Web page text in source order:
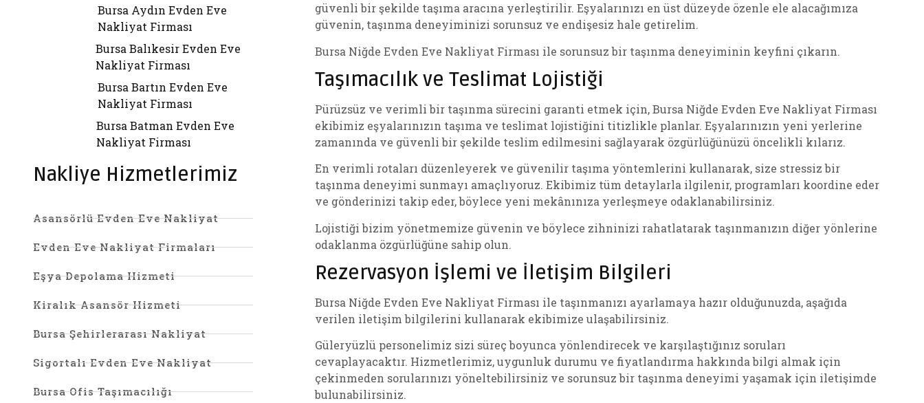
Bursa Aydın Evden Eve
Nakliyat Firması
Bursa Balıkesir Evden Eve
Nakliyat Firması
Bursa Bartın Evden Eve
Nakliyat Firması
Bursa Batman Evden Eve
Nakliyat Firması
Nakliye Hizmetlerimiz
Asansörlü Evden Eve Nakliyat
Evden Eve Nakliyat Firmaları
Eşya Depolama Hizmeti
Kiralık Asansör Hizmeti
Bursa Şehirlerarası Nakliyat
Sigortalı Evden Eve Nakliyat
Bursa Ofis Taşımacılığı
güvenli bir şekilde taşıma aracına yerleştirilir. Eşyalarınızı en üst düzeyde özenle ele alacağımıza
güvenin, taşınma deneyiminizi sorunsuz ve endişesiz hale getirelim.
Bursa Niğde Evden Eve Nakliyat Firması ile sorunsuz bir taşınma deneyiminin keyfini çıkarın.
Taşımacılık ve Teslimat Lojistiği
Pürüzsüz ve verimli bir taşınma sürecini garanti etmek için, Bursa Niğde Evden Eve Nakliyat Firması
ekibimiz eşyalarınızın taşıma ve teslimat lojistiğini titizlikle planlar. Eşyalarınızın yeni yerlerine
zamanında ve güvenli bir şekilde teslim edilmesini sağlayarak özgürlüğünüzü öncelikli kılarız.
En verimli rotaları düzenleyerek ve güvenilir taşıma yöntemlerini kullanarak, size stressiz bir
taşınma deneyimi sunmayı amaçlıyoruz. Ekibimiz tüm detaylarla ilgilenir, programları koordine eder
ve gönderinizi takip eder, böylece yeni mekânınıza yerleşmeye odaklanabilirsiniz.
Lojistiği bizim yönetmemize güvenin ve böylece zihninizi rahatlatarak taşınmanızın diğer yönlerine
odaklanma özgürlüğüne sahip olun.
Rezervasyon İşlemi ve İletişim Bilgileri
Bursa Niğde Evden Eve Nakliyat Firması ile taşınmanızı ayarlamaya hazır olduğunuzda, aşağıda
verilen iletişim bilgilerini kullanarak ekibimize ulaşabilirsiniz.
Güleryüzlü personelimiz sizi süreç boyunca yönlendirecek ve karşılaştığınız soruları
cevaplayacaktır. Hizmetlerimiz, uygunluk durumu ve fiyatlandırma hakkında bilgi almak için
çekinmeden sorularınızı yöneltebilirsiniz ve sorunsuz bir taşınma deneyimi yaşamak için iletişimde
bulunabilirsiniz.